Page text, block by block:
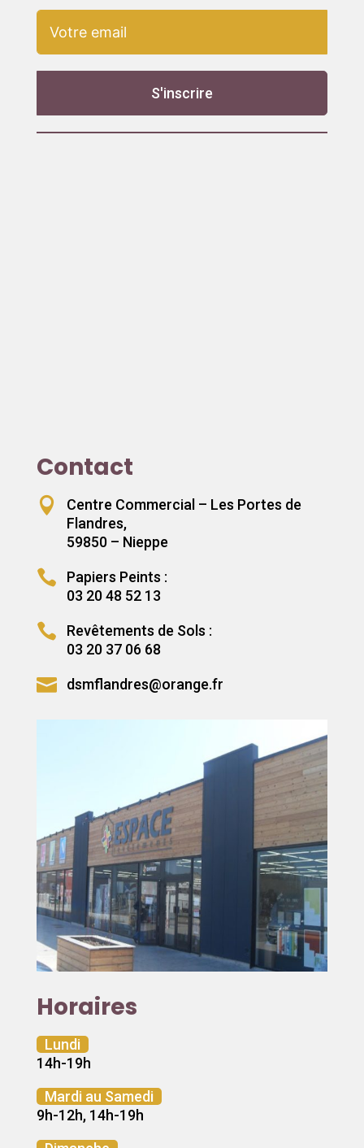
S'inscrire
Contact

Centre Commercial – Les Portes de
Flandres,
59850 – Nieppe

Papiers Peints :
03 20 48 52 13

Revêtements de Sols :
03 20 37 06 68
 dsmflandres@orange.fr
Horaires
Lundi
14h-19h
Mardi au Samedi
9h-12h, 14h-19h